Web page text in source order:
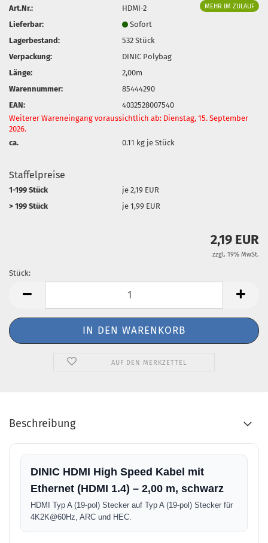
MEHR IM ZULAUF
Art.Nr.:
HDMI-2
Lieferbar:
Sofort
Lagerbestand:
532Stück
Verpackung:
DINIC Polybag
Länge:
2,00m
Warennummer:
85444290
EAN:
4032528007540
Weiterer Wareneingang voraussichtlich ab: Dienstag, 15. September
2026.
ca.
0.11 kg je Stück
Staffelpreise
1-199 Stück
je 2,19 EUR
> 199 Stück
je 1,99 EUR
2,19 EUR
zzgl. 19% MwSt.
Stück:
AUF DEN MERKZETTEL
Beschreibung
DINIC HDMI High Speed Kabel mit
Ethernet (HDMI 1.4) – 2,00 m, schwarz
HDMI Typ A (19-pol) Stecker auf Typ A (19-pol) Stecker für
4K2K@60Hz, ARC und HEC.